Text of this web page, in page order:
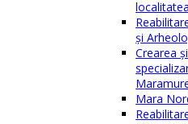
și
Crearea
Mara